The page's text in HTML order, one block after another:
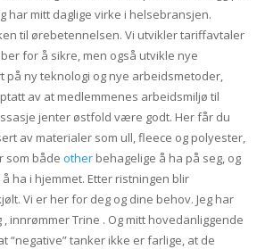
har mitt daglige virke i helsebransjen.
til ørebetennelsen. Vi utvikler tariffavtaler
for å sikre, men også utvikle nye
på ny teknologi og nye arbeidsmetoder,
av at medlemmenes arbeidsmiljø til
jenter østfold være godt. Her får du
av materialer som ull, fleece og polyester,
som både otherbehagelige å ha på seg, og
ha i hjemmet. Etter ristningen blir
Vi er her for deg og dine behov. Jeg har
innrømmer Trine . Og mitt hovedanliggende
“negative” tanker ikke er farlige, at de